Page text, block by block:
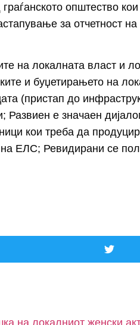
општество
за отчетност
на локалната власт и
и буџетирањето на
(пристап до
е значаен
кои треба да
ЕЛС; Ревидирани се
на локалниот женски